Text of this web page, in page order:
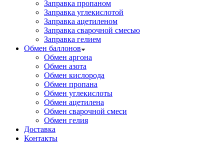
Заправка пропаном
Заправка углекислотой
Заправка ацетиленом
Заправка сварочной смесью
Заправка гелием
Обмен баллонов
Обмен аргона
Обмен азота
Обмен кислорода
Обмен пропана
Обмен углекислоты
Обмен ацетилена
Обмен сварочной смеси
Обмен гелия
Доставка
Контакты